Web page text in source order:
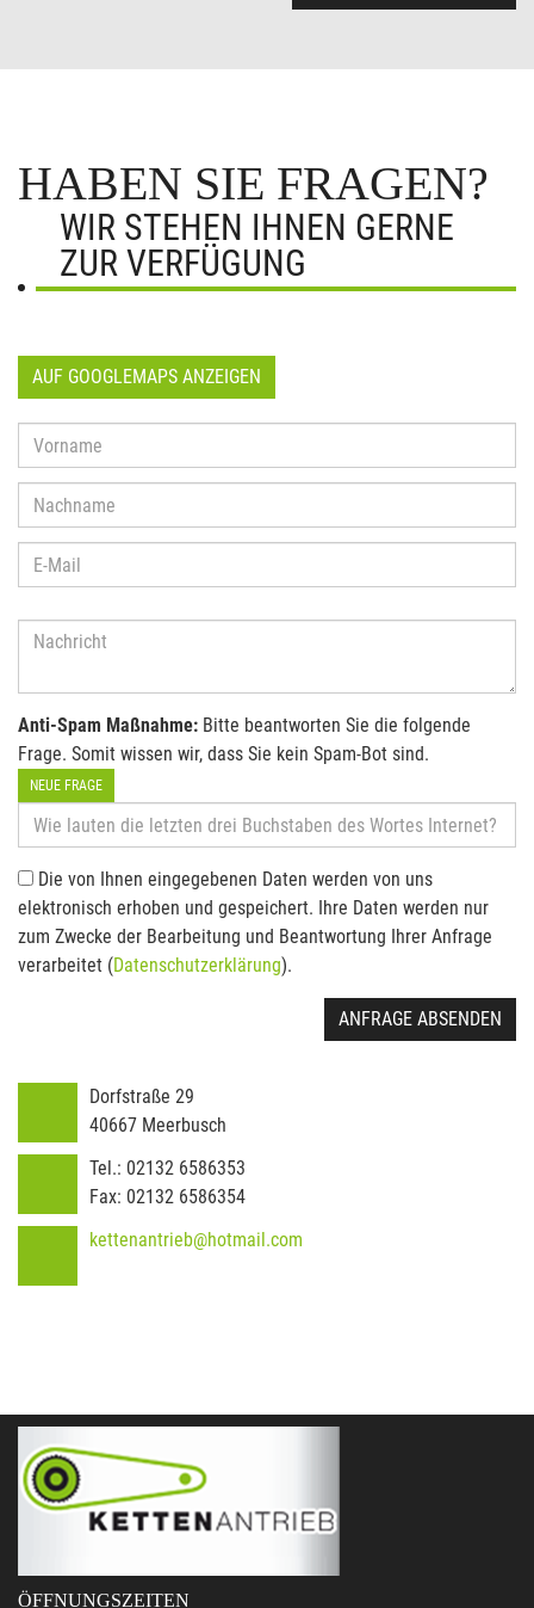
HABEN SIE FRAGEN?
WIR STEHEN IHNEN GERNE
ZUR VERFÜGUNG
AUF GOOGLEMAPS ANZEIGEN
Anti-Spam Maßnahme: Bitte beantworten Sie die folgende
Frage. Somit wissen wir, dass Sie kein Spam-Bot sind.
NEUE FRAGE
Die von Ihnen eingegebenen Daten werden von uns
elektronisch erhoben und gespeichert. Ihre Daten werden nur
zum Zwecke der Bearbeitung und Beantwortung Ihrer Anfrage
verarbeitet (Datenschutzerklärung).
ANFRAGE ABSENDEN
Dorfstraße 29
40667 Meerbusch
Tel.: 02132 6586353
Fax: 02132 6586354
kettenantrieb@hotmail.com
ÖFFNUNGSZEITEN